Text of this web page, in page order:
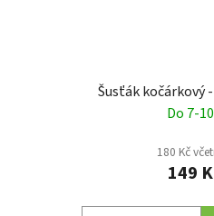
Šusťák kočárkový
Do 7-
180 Kč
149